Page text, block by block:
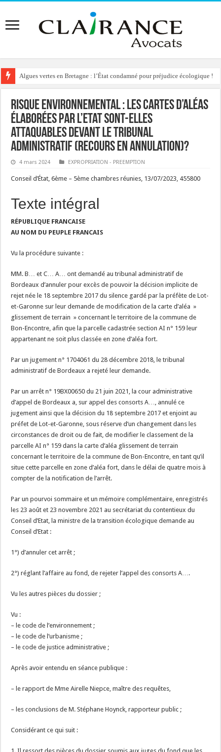
Algues vertes en Bretagne : l’État condamné pour préjudice écologique !
Risque environnemental : les cartes d’aléas
élaborées par l’Etat sont-elles
attaquables devant le tribunal
administratif (recours en annulation)?
4 mars 2024 EXPROPRIATION - PREEMPTION
Conseil d’État, 6ème – 5ème chambres réunies, 13/07/2023, 455800
Texte intégral
RÉPUBLIQUE FRANCAISE
AU NOM DU PEUPLE FRANCAIS
Vu la procédure suivante :
MM. B… et C… A… ont demandé au tribunal administratif de
Bordeaux d’annuler pour excès de pouvoir la décision implicite de
rejet née le 18 septembre 2017 du silence gardé par la préfète de Lot-
et-Garonne sur leur demande de modification de la carte d’aléa »
glissement de terrain » concernant le territoire de la commune de
Bon-Encontre, afin que la parcelle cadastrée section AI n° 159 leur
appartenant ne soit plus classée en zone d’aléa fort.
Par un jugement n° 1704061 du 28 décembre 2018, le tribunal
administratif de Bordeaux a rejeté leur demande.
Par un arrêt n° 19BX00650 du 21 juin 2021, la cour administrative
d’appel de Bordeaux a, sur appel des consorts A…, annulé ce
jugement ainsi que la décision du 18 septembre 2017 et enjoint au
préfet de Lot-et-Garonne, sous réserve d’un changement dans les
circonstances de droit ou de fait, de modifier le classement de la
parcelle AI n° 159 dans la carte d’aléa glissement de terrain
concernant le territoire de la commune de Bon-Encontre, en tant qu’il
situe cette parcelle en zone d’aléa fort, dans le délai de quatre mois à
compter de la notification de l’arrêt.
Par un pourvoi sommaire et un mémoire complémentaire, enregistrés
les 23 août et 23 novembre 2021 au secrétariat du contentieux du
Conseil d’Etat, la ministre de la transition écologique demande au
Conseil d’Etat :
1°) d’annuler cet arrêt ;
2°) réglant l’affaire au fond, de rejeter l’appel des consorts A….
Vu les autres pièces du dossier ;
Vu :
– le code de l’environnement ;
– le code de l’urbanisme ;
– le code de justice administrative ;
Après avoir entendu en séance publique :
– le rapport de Mme Airelle Niepce, maître des requêtes,
– les conclusions de M. Stéphane Hoynck, rapporteur public ;
Considérant ce qui suit :